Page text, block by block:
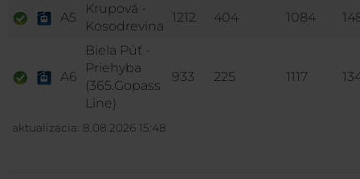
A5
Krupová -
Kosodrevina
1212 404 1084
A6
Biela Púť -
Priehyba
(365.Gopass
Line)
933 225 1117
aktualizácia: 8.08.2026 15:48